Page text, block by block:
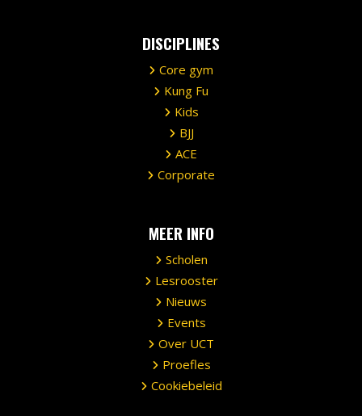
DISCIPLINES
Core gym
Kung Fu
Kids
BJJ
ACE
Corporate
MEER INFO
Scholen
Lesrooster
Nieuws
Events
Over UCT
Proefles
Cookiebeleid